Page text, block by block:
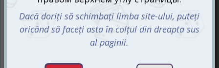
ближе победа!
Анализ и разгадка.
Оперативники обсуждают возможные варианты,